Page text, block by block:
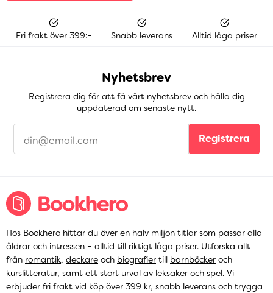
Fri frakt över 399:- Snabb leverans Alltid låga priser
Nyhetsbrev
Registrera dig för att få vårt nyhetsbrev och hålla dig
uppdaterad om senaste nytt.
Registrera
Hos Bookhero hittar du över en halv miljon titlar som passar alla
åldrar och intressen – alltid till riktigt låga priser. Utforska allt
från romantik, deckare och biografier till barnböcker och
kurslitteratur, samt ett stort urval av leksaker och spel. Vi
erbjuder fri frakt vid köp över 399 kr, snabb leverans och trygga